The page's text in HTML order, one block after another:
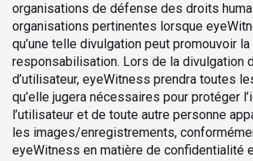
organisations de défense des droits
organisations pertinentes lorsque
qu’une telle divulgation peut promouvoir la
responsabilisation. Lors de la divulgation
d’utilisateur, eyeWitness prendra toutes
qu’elle jugera nécessaires pour protéger
l’utilisateur et de toute autre personne
les images/enregistrements,
eyeWitness en matière de confidentialité